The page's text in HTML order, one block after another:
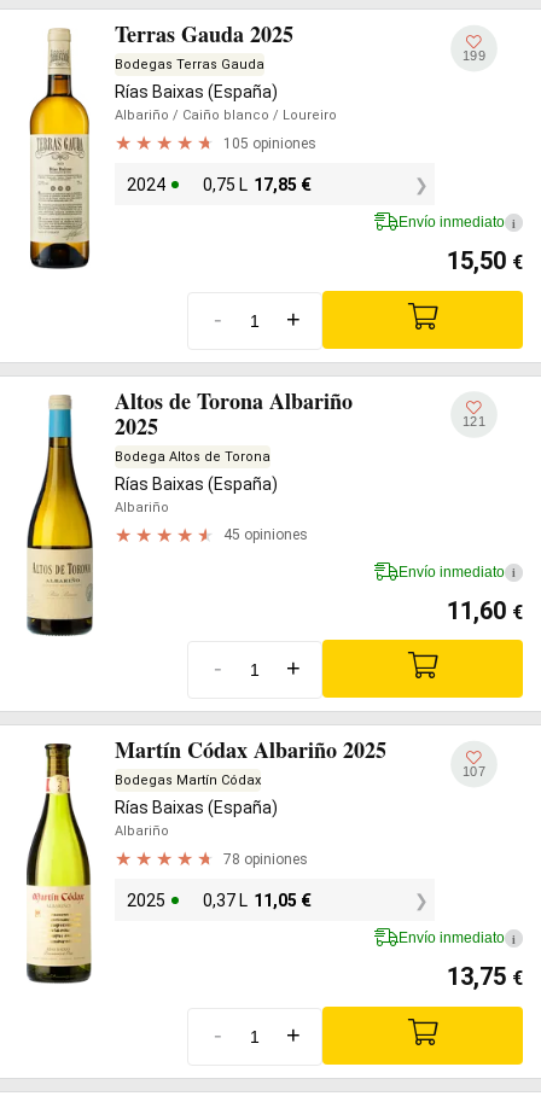
Terras Gauda 2025
Bodegas Terras Gauda
Rías Baixas (España)
Albariño / Caiño blanco / Loureiro
105 opiniones
2024 0,75 L 17,85 €
199
Envío inmediato i
15,50 €
- +
Altos de Torona Albariño
2025
Bodega Altos de Torona
Rías Baixas (España)
Albariño
45 opiniones
121
Envío inmediato i
11,60 €
- +
Martín Códax Albariño 2025
Bodegas Martín Códax
Rías Baixas (España)
Albariño
78 opiniones
2025 0,37 L 11,05 €
107
Envío inmediato i
13,75 €
- +